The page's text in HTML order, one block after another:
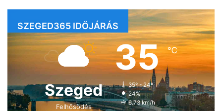
SZEGED365 IDŐJÁRÁS
Szeged
Felhősödés
35℃
35º - 24º
24%
6.73 km/h